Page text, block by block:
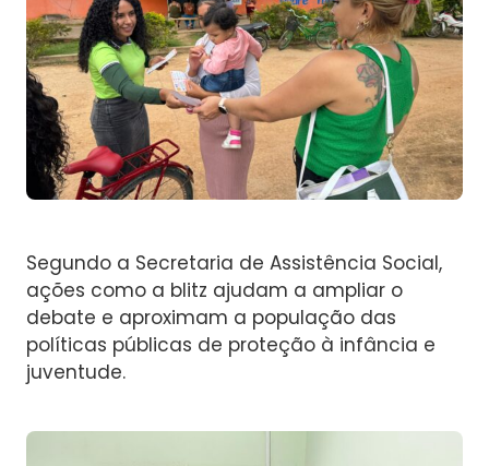
Segundo a Secretaria de Assistência Social,
ações como a blitz ajudam a ampliar o
debate e aproximam a população das
políticas públicas de proteção à infância e
juventude.